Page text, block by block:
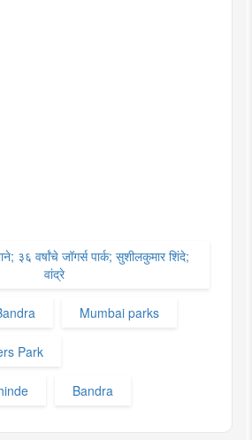
३६ वर्षांचे जॉगर्स पार्क; सुशीलकुमार शिंदे;
वांद्रे
Mumbai parks
Park
Bandra